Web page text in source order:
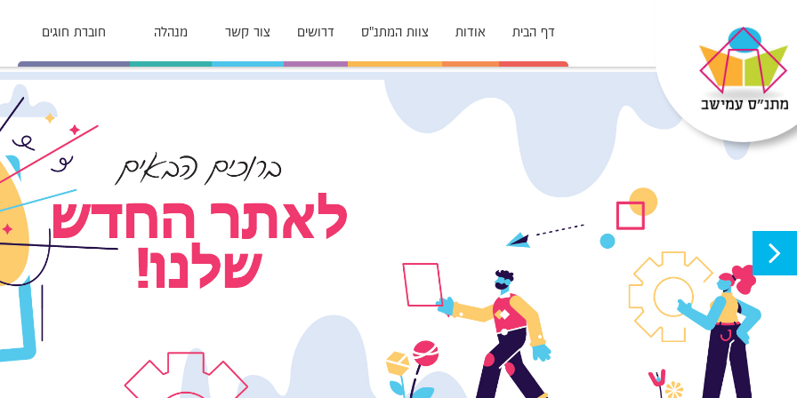
דף הבית אודות צוות המתנ"ס דרושים צור קשר מנהלה חוברת חוגים